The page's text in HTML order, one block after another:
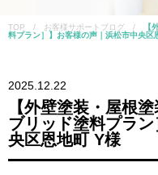
TOP / お客様サポートブログ /
【
料プラン］】お客様の声｜浜松市中央区
2025.12.22
【外壁塗装・屋根
ブリッド塗料プラ
央区恩地町 Y様